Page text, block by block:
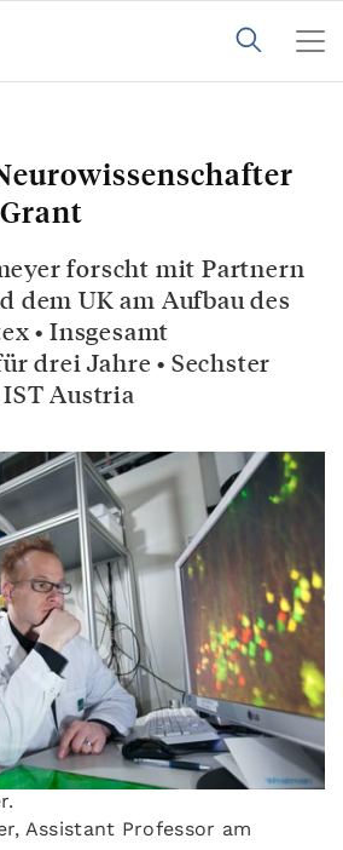
forscht mit Partnern
dem UK am Aufbau des
• Insgesamt
drei Jahre • Sechster
Austria
Assistant Professor am